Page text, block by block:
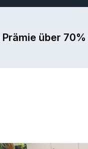
Prämie über 70%